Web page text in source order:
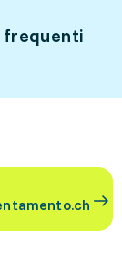
frequenti